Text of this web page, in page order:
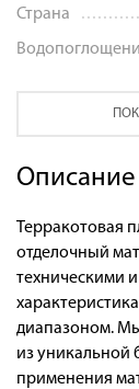
Страна
Описание
Терракотовая
отделочный
техническими
диапазоном.
из уникальной
применения